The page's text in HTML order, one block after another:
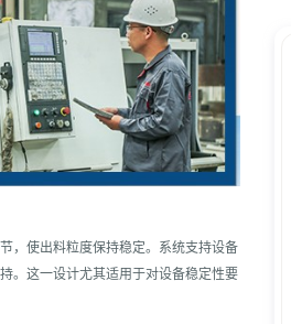
，使出料粒度保持稳定。系统支持设备
。这一设计尤其适用于对设备稳定性要